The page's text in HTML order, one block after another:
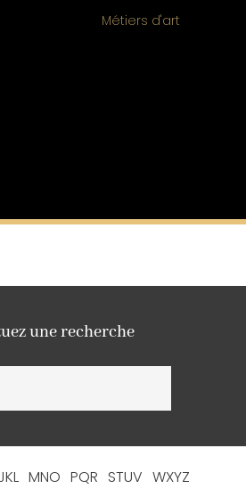
Métiers d'art
une recherche
MNO PQR STUV WXYZ